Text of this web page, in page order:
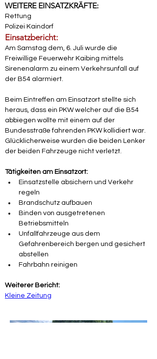
WEITERE EINSATZKRÄFTE:
Rettung
Polizei Kaindorf
Einsatzbericht:
Am Samstag dem, 6. Juli wurde die
Freiwillige Feuerwehr Kaibing mittels
Sirenenalarm zu einem Verkehrsunfall auf
der B54 alarmiert.
Beim Eintreffen am Einsatzort stellte sich
heraus, dass ein PKW welcher auf die B54
abbiegen wollte mit einem auf der
Bundesstraße fahrenden PKW kollidiert war.
Glücklicherweise wurden die beiden Lenker
der beiden Fahrzeuge nicht verletzt.
Tätigkeiten am Einsatzort:
Einsatzstelle absichern und Verkehr
regeln
Brandschutz aufbauen
Binden von ausgetretenen
Betriebsmitteln
Unfallfahrzeuge aus dem
Gefahrenbereich bergen und gesichert
abstellen
Fahrbahn reinigen
Weiterer Bericht:
Kleine Zeitung